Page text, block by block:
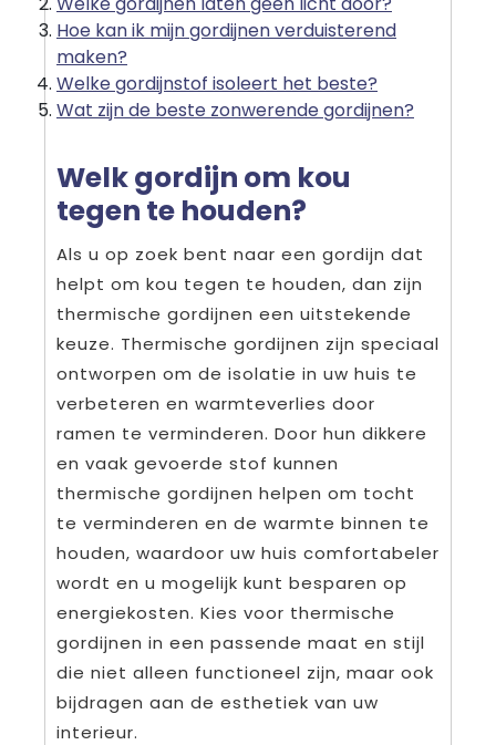
Hoe kan ik mijn gordijnen verduisterend
maken?
Welke gordijnstof isoleert het beste?
Wat zijn de beste zonwerende gordijnen?
Welk gordijn om kou
tegen te houden?
Als u op zoek bent naar een gordijn dat
helpt om kou tegen te houden, dan zijn
thermische gordijnen een uitstekende
keuze. Thermische gordijnen zijn speciaal
ontworpen om de isolatie in uw huis te
verbeteren en warmteverlies door
ramen te verminderen. Door hun dikkere
en vaak gevoerde stof kunnen
thermische gordijnen helpen om tocht
te verminderen en de warmte binnen te
houden, waardoor uw huis comfortabeler
wordt en u mogelijk kunt besparen op
energiekosten. Kies voor thermische
gordijnen in een passende maat en stijl
die niet alleen functioneel zijn, maar ook
bijdragen aan de esthetiek van uw
interieur.